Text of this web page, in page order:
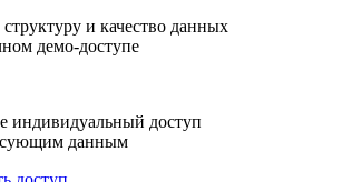
и качество данных
демо-доступе
индивидуальный доступ
данным